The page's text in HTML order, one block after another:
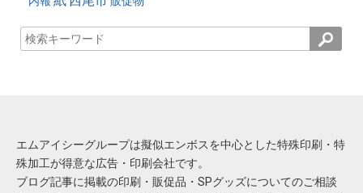
エムアイシーグループは擬似エンボスを中心とした特殊印刷・特
殊加工が得意な広告・印刷会社です。
ブログ記事に掲載の印刷・販促品・SPグッズについてのご相談